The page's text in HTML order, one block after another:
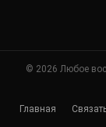
© 2026 Любое
Главная